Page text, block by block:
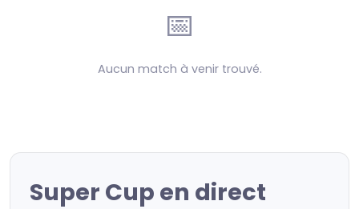
📅
Aucun match à venir trouvé.
Super Cup en direct